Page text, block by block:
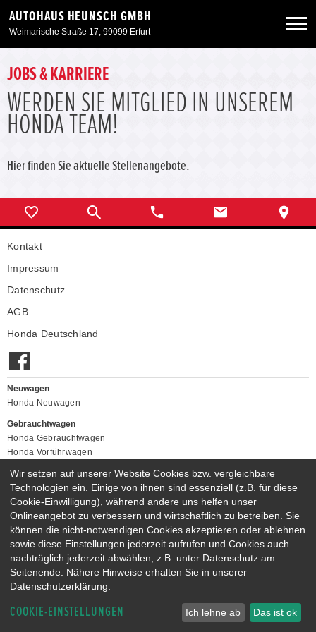
AUTOHAUS HEUNSCH GMBH
Weimarische Straße 17, 99099 Erfurt
Neuwagen
Gebrauchtwagen
Service & Zubehör
Unser Autohaus
JOBS & KARRIERE
WERDEN SIE MITGLIED IN UNSEREM
HONDA TEAM!
Hier finden Sie aktuelle Stellenangebote.
Kontakt
Impressum
Datenschutz
AGB
Honda Deutschland
Neuwagen
Honda Neuwagen
Gebrauchtwagen
Honda Gebrauchtwagen
Honda Vorführwagen
NEUWAGENMODELLE
HONDA JAZZ E:HEV
HONDA CIVIC E:HEV
HONDA PRELUDE E:HEV
HONDA HR-V E:HEV
HONDA ZR-V E:HEV
HONDA CR-V E:HEV & E:PHEV
Wir setzen auf unserer Website Cookies bzw. vergleichbare
Technologien ein. Einige von ihnen sind essenziell (z.B. für diese
Cookie-Einwilligung), während andere uns helfen unser
Onlineangebot zu verbessern und wirtschaftlich zu betreiben. Sie
können die nicht-notwendigen Cookies akzeptieren oder ablehnen
sowie diese Einstellungen jederzeit aufrufen und Cookies auch
nachträglich jederzeit abwählen, z.B. unter Datenschutz am
Seitenende. Nähere Hinweise erhalten Sie in unserer
Datenschutzerklärung.
COOKIE-EINSTELLUNGEN Ich lehne ab Das ist ok